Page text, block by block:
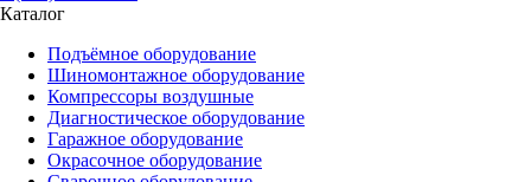
Каталог
Подъёмное оборудование
Шиномонтажное оборудование
Компрессоры воздушные
Диагностическое оборудование
Гаражное оборудование
Окрасочное оборудование